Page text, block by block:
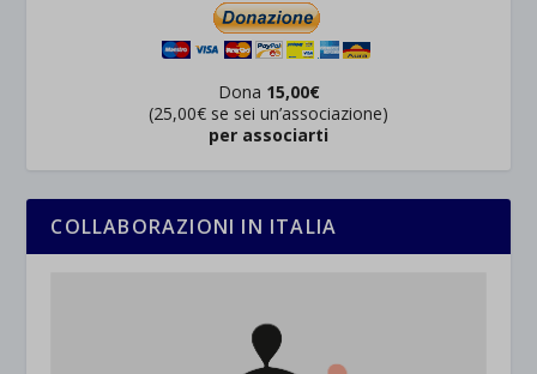
Dona 15,00€
(25,00€ se sei un’associazione)
per associarti
COLLABORAZIONI IN ITALIA